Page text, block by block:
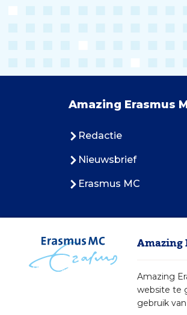
Amazing Erasmus
Redactie
Nieuwsbrief
Erasmus MC
Amazing
Amazing
website te
gebruik